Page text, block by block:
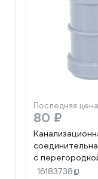
Последняя цена
80 ₽
с
серая 11333
16183738